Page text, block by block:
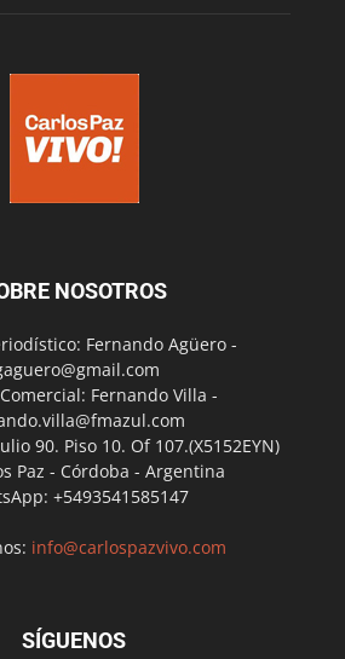
NOSOTROS
Fernando Agüero -
Fernando Villa -
90. Piso 10. Of 107.(X5152EYN)
Paz - Córdoba - Argentina
+5493541585147
info@carlospazvivo.com
SÍGUENOS